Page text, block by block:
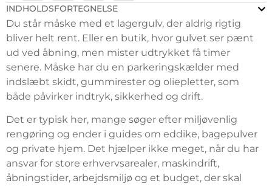
INDHOLDSFORTEGNELSE
Du står måske med et lagergulv, der aldrig rigtig
bliver helt rent. Eller en butik, hvor gulvet ser pænt
ud ved åbning, men mister udtrykket få timer
senere. Måske har du en parkeringskælder med
indslæbt skidt, gummirester og oliepletter, som
både påvirker indtryk, sikkerhed og drift.
Det er typisk her, mange søger efter miljøvenlig
rengøring og ender i guides om eddike, bagepulver
og private hjem. Det hjælper ikke meget, når du har
ansvar for store erhvervsarealer, maskindrift,
åbningstider, arbejdsmiljø og et budget, der skal